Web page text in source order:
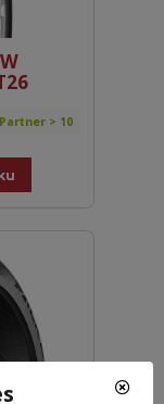
Partner > 10